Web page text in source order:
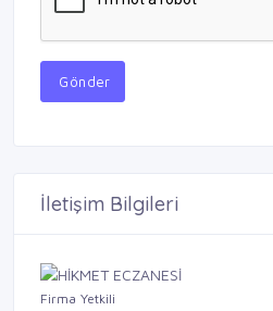
Gönder
İletişim Bilgileri
Firma Yetkili